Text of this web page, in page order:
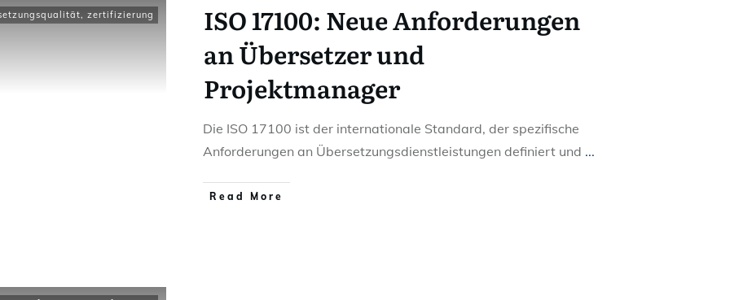
, zertifizierung
ISO 17100: Neue Anforderungen
an Übersetzer und
Projektmanager
Die ISO 17100 ist der internationale Standard, der spezifische
Anforderungen an Übersetzungsdienstleistungen definiert und ...
Read More